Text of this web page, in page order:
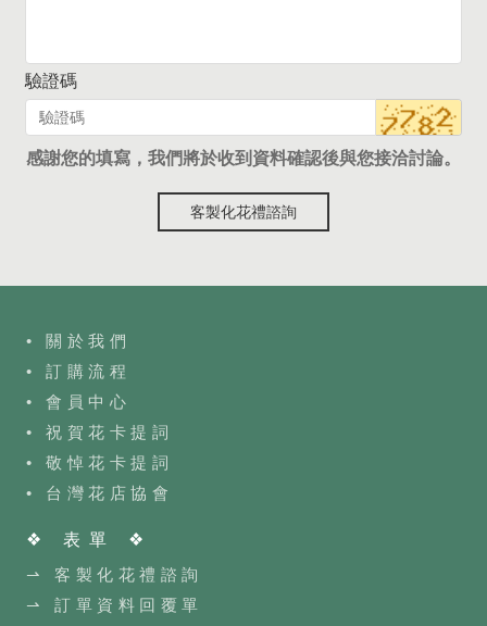
驗證碼
感謝您的填寫，我們將於收到資料確認後與您接洽討論。
客製化花禮諮詢
• 關於我們
• 訂購流程
• 會員中心
• 祝賀花卡提詞
• 敬悼花卡提詞
• 台灣花店協會
❖ 表單 ❖
⇀ 客製化花禮諮詢
⇀ 訂單資料回覆單